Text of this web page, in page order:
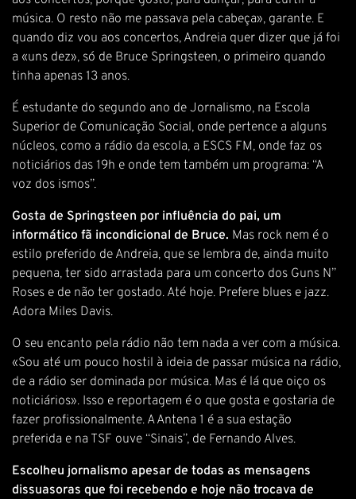
música. O resto não me passava pela cabeça», garante. E
quando diz vou aos concertos, Andreia quer dizer que já foi
a «uns dez», só de Bruce Springsteen, o primeiro quando
tinha apenas 13 anos.
É estudante do segundo ano de Jornalismo, na Escola
Superior de Comunicação Social, onde pertence a alguns
núcleos, como a rádio da escola, a ESCS FM, onde faz os
noticiários das 19h e onde tem também um programa: “A
voz dos ismos”.
Gosta de Springsteen por influência do pai, um
informático fã incondicional de Bruce. Mas rock nem é o
estilo preferido de Andreia, que se lembra de, ainda muito
pequena, ter sido arrastada para um concerto dos Guns N”
Roses e de não ter gostado. Até hoje. Prefere blues e jazz.
Adora Miles Davis.
O seu encanto pela rádio não tem nada a ver com a música.
«Sou até um pouco hostil à ideia de passar música na rádio,
de a rádio ser dominada por música. Mas é lá que oiço os
noticiários». Isso e reportagem é o que gosta e gostaria de
fazer profissionalmente. A Antena 1 é a sua estação
preferida e na TSF ouve “Sinais”, de Fernando Alves.
Escolheu jornalismo apesar de todas as mensagens
dissuasoras que foi recebendo e hoje não trocava de